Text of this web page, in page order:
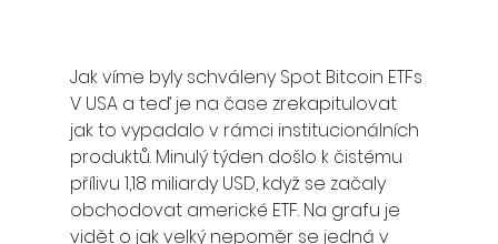
Jak víme byly schváleny Spot Bitcoin ETFs
V USA a teď je na čase zrekapitulovat
jak to vypadalo v rámci institucionálních
produktů. Minulý týden došlo k čistému
přílivu 1,18 miliardy USD, když se začaly
obchodovat americké ETF. Na grafu je
vidět o jak velký nepoměr se jedná v